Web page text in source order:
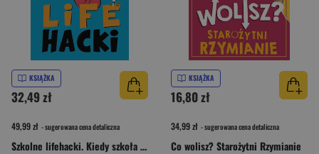
KSIĄŻKA
32,49 zł
49,99 zł - sugerowana cena detaliczna
Szkolne lifehacki. Kiedy szkoła cię wkurza, a ty chcesz robić to, co kochasz
KSIĄŻKA
16,80 zł
34,99 zł - sugerowana cena detaliczna
Co wolisz? Starożytni Rzymianie